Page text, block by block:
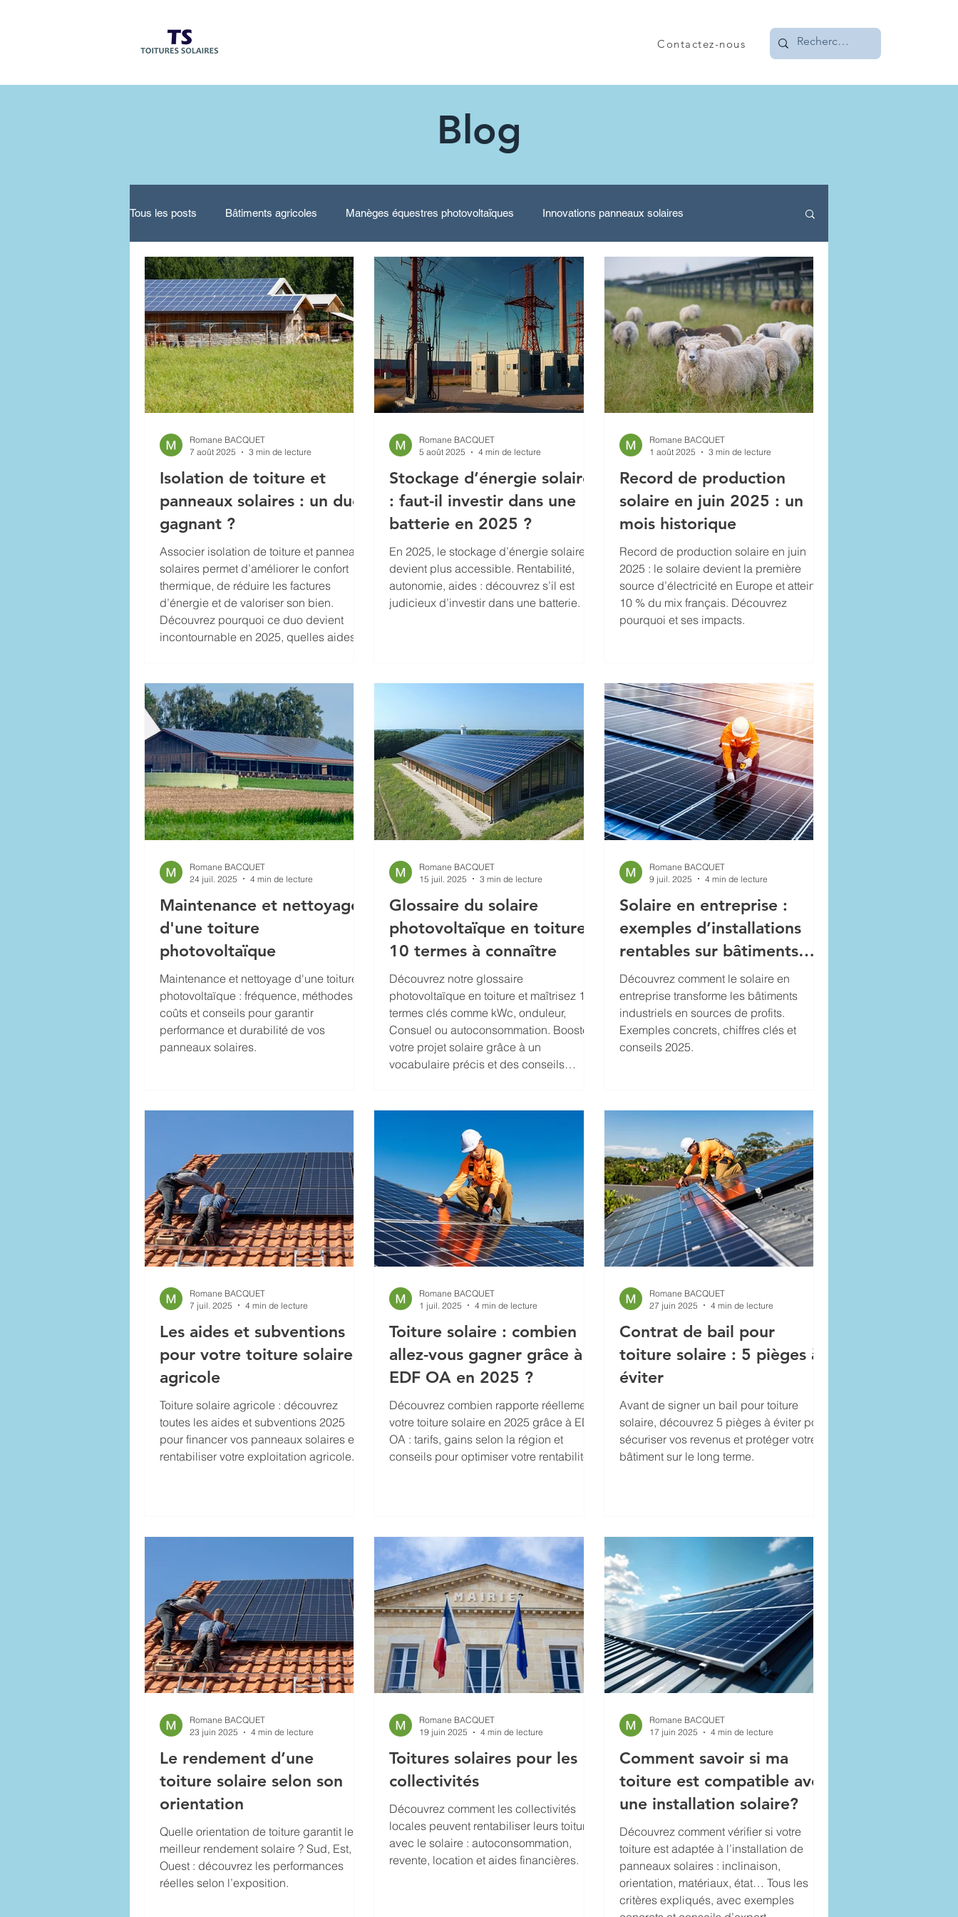
Contactez-nous
Blog
Tous les posts Bâtiments agricoles Manèges équestres photovoltaïques Innovations panneaux solaires
Opportunités économiques Ombrières photovoltaïques Actualité du photovoltaïque
Isolation de toiture et
panneaux solaires : un duo
gagnant ?
Associer isolation de toiture et panneaux
solaires permet d’améliorer le confort
thermique, de réduire les factures
d’énergie et de valoriser son bien.
Découvrez pourquoi ce duo devient
incontournable en 2025, quelles aides
Romane BACQUET
7 août 2025
3 min de lecture
Stockage d’énergie solaire
: faut-il investir dans une
batterie en 2025 ?
En 2025, le stockage d’énergie solaire
devient plus accessible. Rentabilité,
autonomie, aides : découvrez s’il est
judicieux d’investir dans une batterie.
Romane BACQUET
5 août 2025
4 min de lecture
Record de production
solaire en juin 2025 : un
mois historique
Record de production solaire en juin
2025 : le solaire devient la première
source d’électricité en Europe et atteint
10 % du mix français. Découvrez
pourquoi et ses impacts.
Romane BACQUET
1 août 2025
3 min de lecture
Maintenance et nettoyage
d'une toiture
photovoltaïque
Maintenance et nettoyage d'une toiture
photovoltaïque : fréquence, méthodes,
coûts et conseils pour garantir
performance et durabilité de vos
panneaux solaires.
Romane BACQUET
24 juil. 2025
4 min de lecture
Glossaire du solaire
photovoltaïque en toiture :
10 termes à connaître
Découvrez notre glossaire
photovoltaïque en toiture et maîtrisez 10
termes clés comme kWc, onduleur,
Consuel ou autoconsommation. Boostez
votre projet solaire grâce à un
vocabulaire précis et des conseils
Romane BACQUET
15 juil. 2025
3 min de lecture
Solaire en entreprise :
exemples d’installations
rentables sur bâtiments
industriels
Découvrez comment le solaire en
entreprise transforme les bâtiments
industriels en sources de profits.
Exemples concrets, chiffres clés et
conseils 2025.
Romane BACQUET
9 juil. 2025
4 min de lecture
Les aides et subventions
pour votre toiture solaire
agricole
Toiture solaire agricole : découvrez
toutes les aides et subventions 2025
pour financer vos panneaux solaires et
rentabiliser votre exploitation agricole.
Romane BACQUET
7 juil. 2025
4 min de lecture
Toiture solaire : combien
allez-vous gagner grâce à
EDF OA en 2025 ?
Découvrez combien rapporte réellement
votre toiture solaire en 2025 grâce à EDF
OA : tarifs, gains selon la région et
conseils pour optimiser votre rentabilité.
Romane BACQUET
1 juil. 2025
4 min de lecture
Contrat de bail pour
toiture solaire : 5 pièges à
éviter
Avant de signer un bail pour toiture
solaire, découvrez 5 pièges à éviter pour
sécuriser vos revenus et protéger votre
bâtiment sur le long terme.
Romane BACQUET
27 juin 2025
4 min de lecture
Le rendement d’une
toiture solaire selon son
orientation
Quelle orientation de toiture garantit le
meilleur rendement solaire ? Sud, Est,
Ouest : découvrez les performances
réelles selon l’exposition.
Romane BACQUET
23 juin 2025
4 min de lecture
Toitures solaires pour les
collectivités
Découvrez comment les collectivités
locales peuvent rentabiliser leurs toitures
avec le solaire : autoconsommation,
revente, location et aides financières.
Romane BACQUET
19 juin 2025
4 min de lecture
Comment savoir si ma
toiture est compatible avec
une installation solaire?
Découvrez comment vérifier si votre
toiture est adaptée à l’installation de
panneaux solaires : inclinaison,
orientation, matériaux, état… Tous les
critères expliqués, avec exemples
Romane BACQUET
17 juin 2025
4 min de lecture